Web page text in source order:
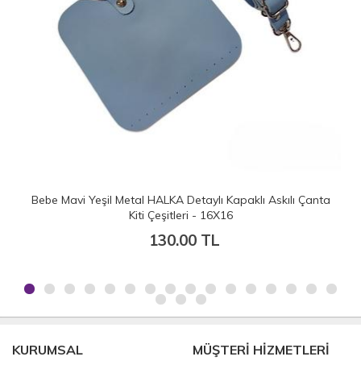
Detaylı Kapaklı Askılı Çanta
Lila Metal HALKA Detaylı
KURUMSAL MÜŞTERİ HİZMETLERİ